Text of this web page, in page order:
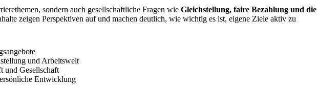
sondern auch gesellschaftliche Fragen wie Gleichstellung, faire Bezahlung und die
zeigen Perspektiven auf und machen deutlich, wie wichtig es ist, eigene Ziele aktiv zu
und Arbeitswelt
und Gesellschaft
Entwicklung